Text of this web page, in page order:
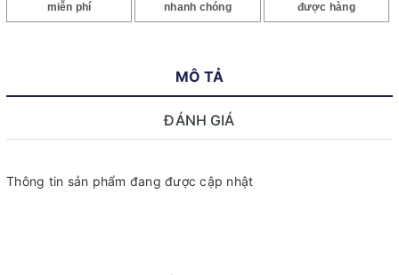
miễn phí
nhanh chóng
được hàng
MÔ TẢ
ĐÁNH GIÁ
Thông tin sản phẩm đang được cập nhật